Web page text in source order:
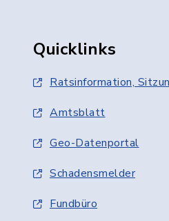
Quicklinks
Ratsinformation,
Amtsblatt
Geo-Datenportal
Schadensmelder
Fundbüro